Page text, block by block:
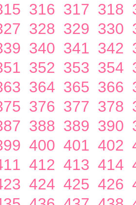
316 317 318
328 329 330
340 341 342
352 353 354
364 365 366
376 377 378
388 389 390
400 401 402
412 413 414
424 425 426